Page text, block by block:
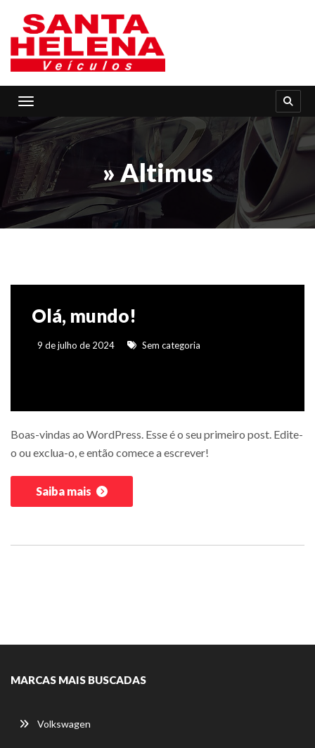
Toggle navigation
» Altimus
Olá, mundo!
9 de julho de 2024 Sem categoria
Boas-vindas ao WordPress. Esse é o seu primeiro post. Edite-
o ou exclua-o, e então comece a escrever!
Saiba mais
MARCAS MAIS BUSCADAS
Volkswagen